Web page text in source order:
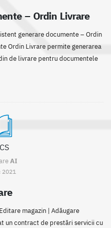
– Ordin Livrare
generare documente – Ordin
Ordin Livrare permite generarea
de livrare pentru documentele
AI
2021
magazin | Adăugare
un contract de prestări servicii cu